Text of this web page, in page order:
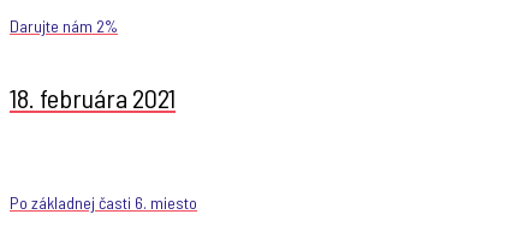
Darujte nám 2%
18. februára 2021
Po základnej časti 6. miesto